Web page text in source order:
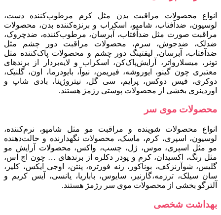
انواع محصولات مراقبت بدن مثل کرم مرطوب‌کننده دست،
لوسیون، ضدآفتاب، شامپو، اسکراب و برنزه‌کننده بدن، محصولات
مراقبت صورت مثل ضدآفتاب، آبرسان، مرطوب‌کننده، ضدچروک،
ضدلک، ضدجوش، سرم، محصولات مراقبت دور چشم مثل
ضدآفتاب، آبرسان، لیفتینگ دور چشم و محصولات پاک‌کننده مثل
تونر، میسلارواتر، آرایش‌پاک‌کن، اسکراب و لایه‌بردار از برندهای
معتبری چون گینو، ایوروشه، فیری‍من، نیوآ، بایودرما، اون، گلنیک،
دوکری، فیس‌ دوکس، پرایم، سی‌ گل، نیتروژینا، بادی‌ شاپ و
اوردینری بخشی از محصولات پوستی رژمژ هستند.
محصولات موی سر
انواع محصولات شوینده و مراقبت مو مثل شامپو، نرم‌کننده،
لوسیون، اسپری، کرم، ماسک، محصولات نگهدارنده و حالت‌دهنده
مو مثل اسپری، موس، ژل، چسب، واکس، محصولات آرایش مو
مثل رنگ، اکسیدان، کرم و پودر دکلره از برندهای … چون اچ اس،
گلیس، شوآرنزکف، بوناکور، رنه فورتره، پنتن، اوجی ایکس، کلیر،
سان سیلک، ترزمه،گارنیر، سایوس، باباریا، یانسی، آیس کریم و
آلترگو بخشی از محصولات موی سر رژمژ هستند.
بهداشت شخصی